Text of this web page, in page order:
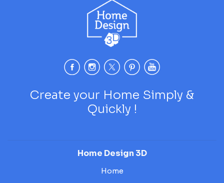
Create your Home Simply &
Quickly !
Home Design 3D
Home